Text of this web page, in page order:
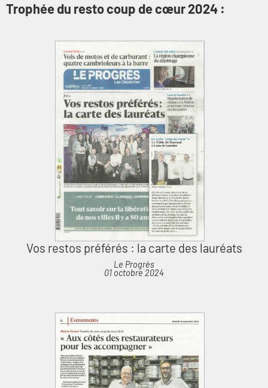
Trophée du resto coup de cœur 2024 :
Vos restos préférés : la carte des lauréats
Le Progrès
01 octobre 2024